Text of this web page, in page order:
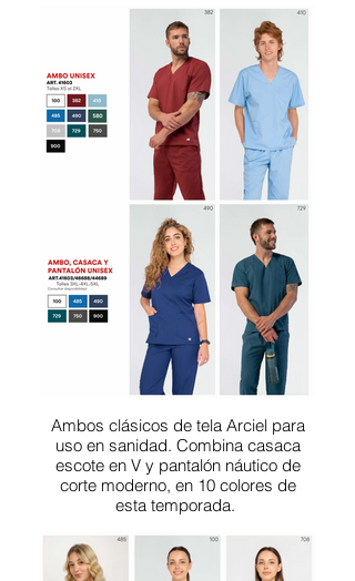
Ambos clásicos de tela Arciel para
uso en sanidad. Combina casaca
escote en V y pantalón náutico de
corte moderno, en 10 colores de
esta temporada.